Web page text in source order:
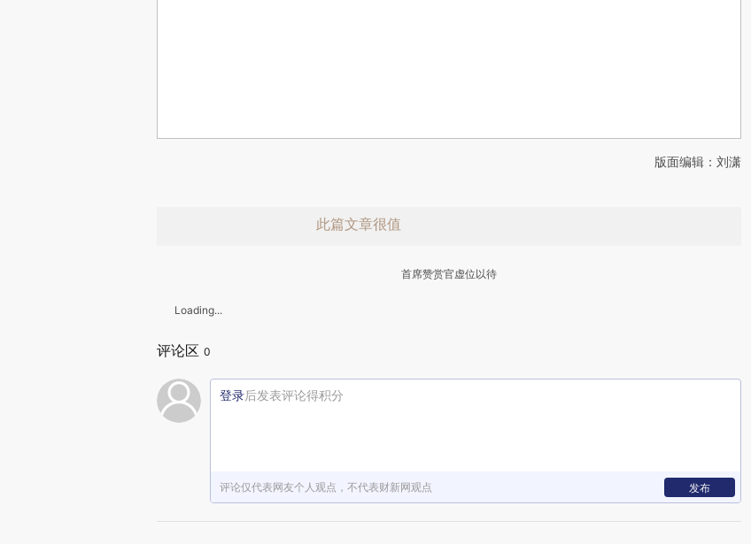
版面编辑：刘潇
此篇文章很值
赞赏激励一下
首席赞赏官虚位以待
Loading...
评论区 0
登录后发表评论得积分
评论仅代表网友个人观点，不代表财新网观点 发布